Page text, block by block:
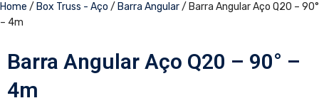
Home / Box Truss - Aço / Barra Angular/ Barra Angular Aço Q20 – 90°
– 4m
Barra Angular Aço Q20 – 90° –
4m